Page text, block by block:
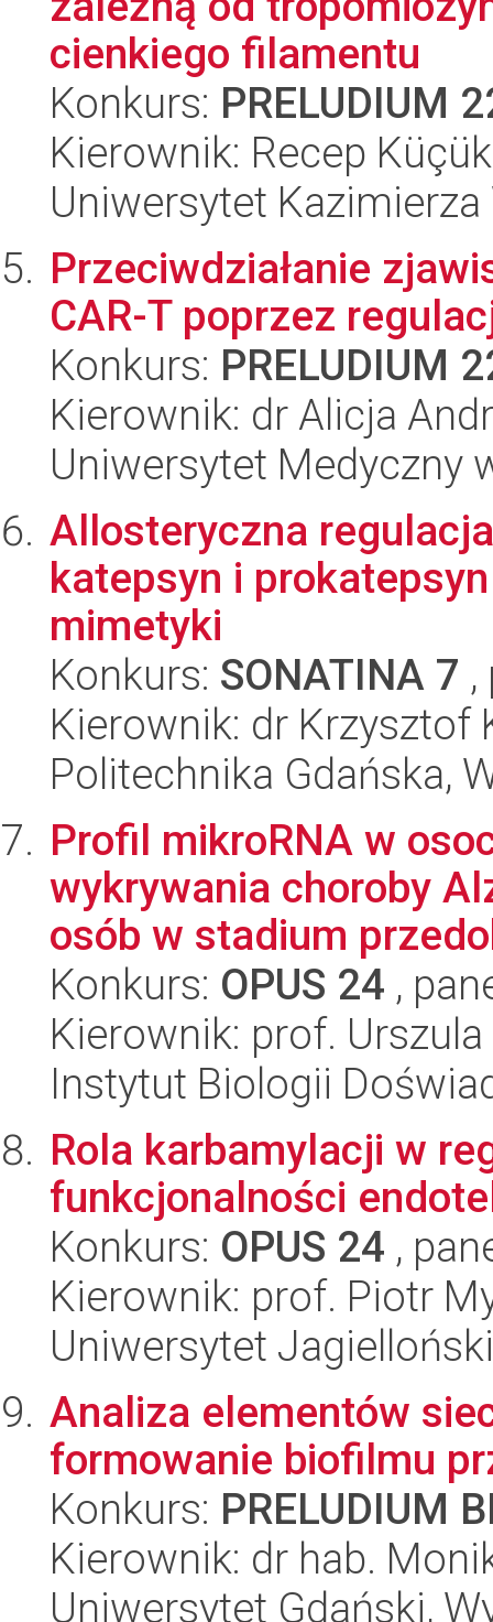
cienkiego filamentu
Konkurs: PRELUDIUM
Kierownik: Recep
Uniwersytet
Przeciwdziałanie
CAR-T poprzez
Konkurs: PRELUDIUM
Kierownik: dr Alicja
Uniwersytet Medyczny
Allosteryczna
katepsyn i
mimetyki
Konkurs: SONATINA 7
Kierownik: dr Krzysztof
Politechnika Gdańska,
Profil mikroRNA w
wykrywania choroby
osób w stadium
Konkurs: OPUS 24 ,
Kierownik: prof.
Instytut Biologii
Rola karbamylacji w
funkcjonalności
Konkurs: OPUS 24 ,
Kierownik: prof. Piotr
Uniwersytet Jagielloński
Analiza elementów
formowanie biofilmu
Konkurs: PRELUDIUM
Kierownik: dr hab.
Uniwersytet Gdański,